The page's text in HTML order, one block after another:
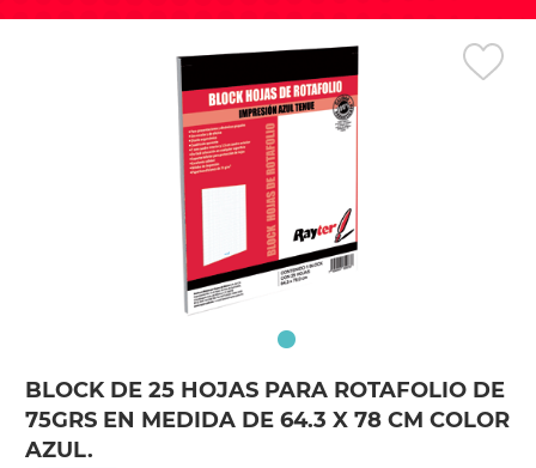
BLOCK DE 25 HOJAS PARA ROTAFOLIO DE
75GRS EN MEDIDA DE 64.3 X 78 CM COLOR
AZUL.